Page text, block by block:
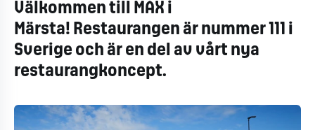
Välkommen till MAX i
Märsta! Restaurangen är nummer 111 i
Sverige och är en del av vårt nya
restaurangkoncept.